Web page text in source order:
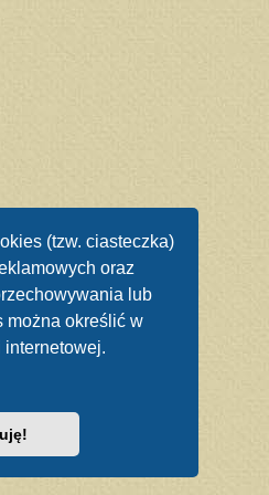
(tzw. ciasteczka)
oraz
lub
można określić w